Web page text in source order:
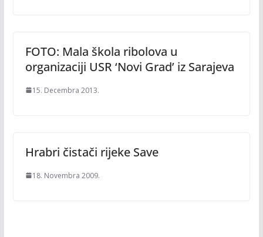
FOTO: Mala škola ribolova u
organizaciji USR ‘Novi Grad’ iz Sarajeva
15. Decembra 2013.
Hrabri čistači rijeke Save
18. Novembra 2009.